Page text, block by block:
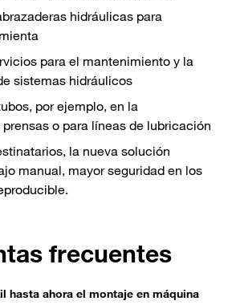
hidráulicas para
para el mantenimiento y la
sistemas hidráulicos
por ejemplo, en la
o para líneas de lubricación
la nueva solución
manual, mayor seguridad en los
frecuentes
hasta ahora el montaje en máquina